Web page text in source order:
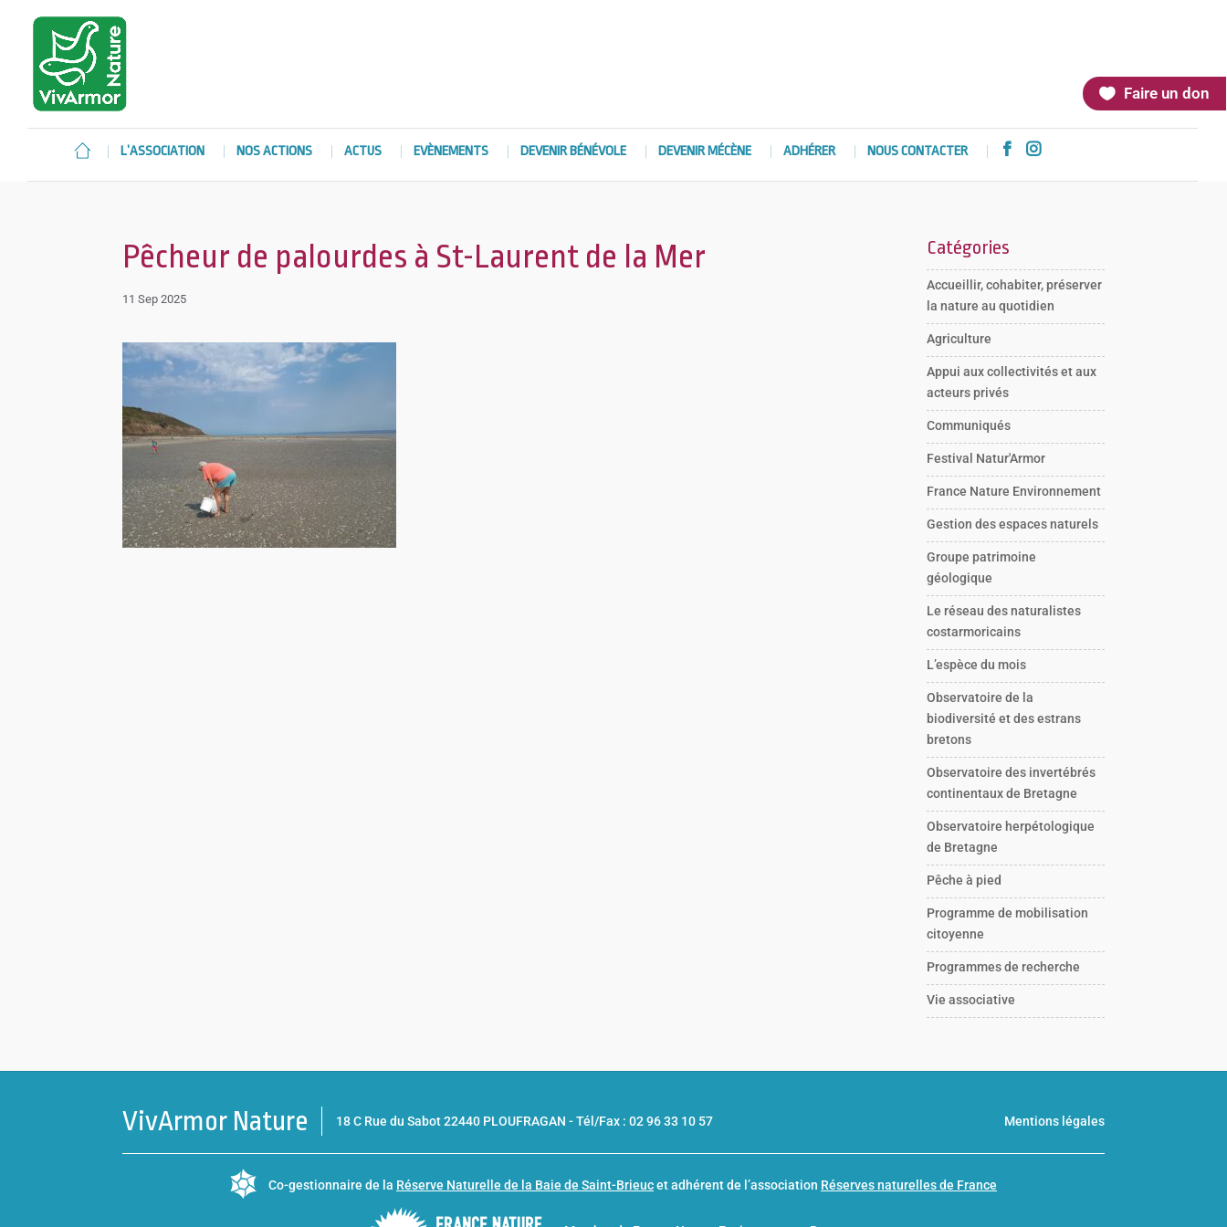
Faire un don
L’ASSOCIATION NOS ACTIONS ACTUS EVÈNEMENTS DEVENIR BÉNÉVOLE DEVENIR MÉCÈNE ADHÉRER NOUS CONTACTER  
Pêcheur de palourdes à St-Laurent de la Mer
11 Sep 2025
Catégories
Accueillir, cohabiter, préserver
la nature au quotidien
Agriculture
Appui aux collectivités et aux
acteurs privés
Communiqués
Festival Natur'Armor
France Nature Environnement
Gestion des espaces naturels
Groupe patrimoine
géologique
Le réseau des naturalistes
costarmoricains
L’espèce du mois
Observatoire de la
biodiversité et des estrans
bretons
Observatoire des invertébrés
continentaux de Bretagne
Observatoire herpétologique
de Bretagne
Pêche à pied
Programme de mobilisation
citoyenne
Programmes de recherche
Vie associative
VivArmor Nature 18 C Rue du Sabot 22440 PLOUFRAGAN -Tél/Fax : 02 96 33 10 57 Mentions légales
Co-gestionnaire de la Réserve Naturelle de la Baie de Saint-Brieucet adhérent de l’association Réserves naturelles de France